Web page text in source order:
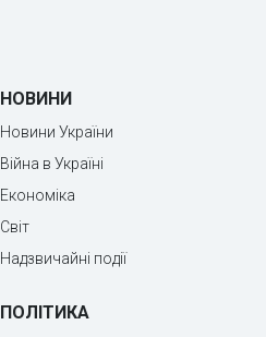
НОВИНИ
Новини України
Війна в Україні
Економіка
Світ
Надзвичайні події
ПОЛІТИКА